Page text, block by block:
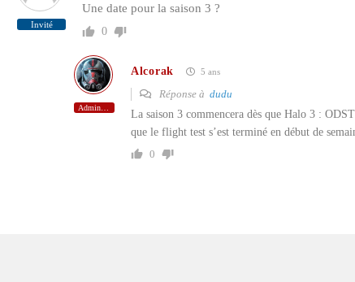
Invité
Une date pour la saison 3 ?
0
Alcorak 5 ans
Réponse à dudu
La saison 3 commencera dès que Halo 3 :
que le flight test s’est terminé en début de
0